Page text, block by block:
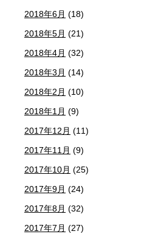
2018年6月 (18)
2018年5月 (21)
2018年4月 (32)
2018年3月 (14)
2018年2月 (10)
2018年1月 (9)
2017年12月 (11)
2017年11月 (9)
2017年10月 (25)
2017年9月 (24)
2017年8月 (32)
2017年7月 (27)